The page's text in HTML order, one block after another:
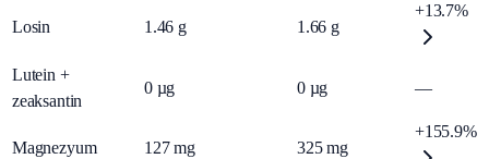
Losin 1.46 g 1.66 g
+13.7%
Lutein +
zeaksantin
0 µg 0 µg —
Magnezyum 127 mg 325 mg
+155.9%